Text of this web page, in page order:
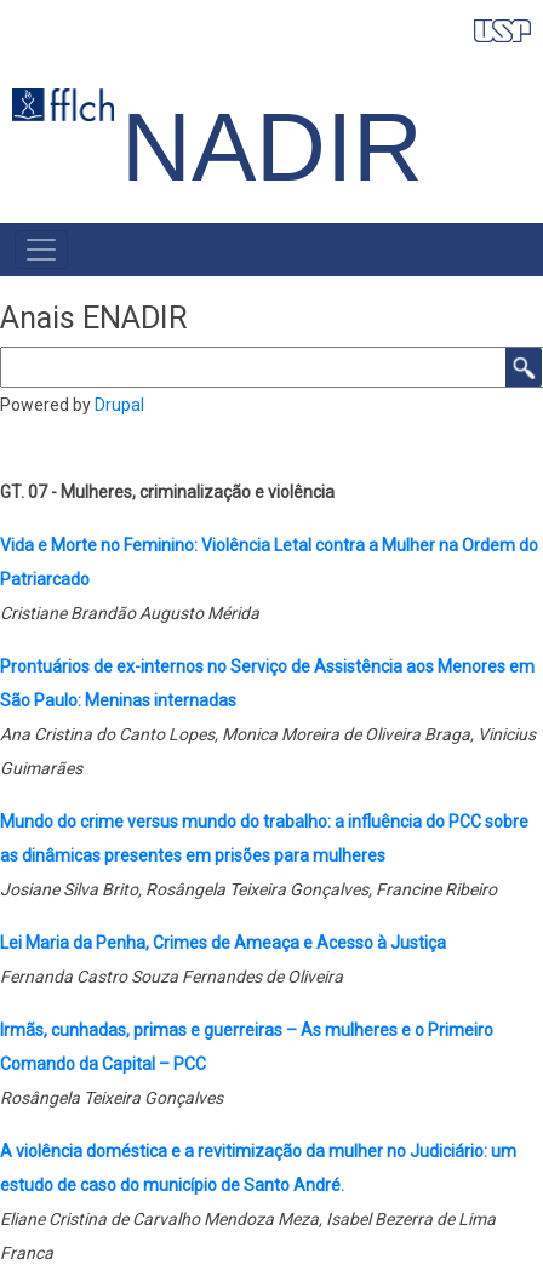
conteúdo
NADIR
NAVEGAÇÃO
PRINCIPAL
Anais ENADIR
Powered by Drupal
GT. 07 - Mulheres, criminalização e violência
Vida e Morte no Feminino: Violência Letal contra a Mulher na Ordem do
Patriarcado
Cristiane Brandão Augusto Mérida
Prontuários de ex-internos no Serviço de Assistência aos Menores em
São Paulo: Meninas internadas
Ana Cristina do Canto Lopes, Monica Moreira de Oliveira Braga, Vinicius
Guimarães
Mundo do crime versus mundo do trabalho: a influência do PCC sobre
as dinâmicas presentes em prisões para mulheres
Josiane Silva Brito, Rosângela Teixeira Gonçalves, Francine Ribeiro
Lei Maria da Penha, Crimes de Ameaça e Acesso à Justiça
Fernanda Castro Souza Fernandes de Oliveira
Irmãs, cunhadas, primas e guerreiras – As mulheres e o Primeiro
Comando da Capital – PCC
Rosângela Teixeira Gonçalves
A violência doméstica e a revitimização da mulher no Judiciário: um
estudo de caso do município de Santo André.
Eliane Cristina de Carvalho Mendoza Meza, Isabel Bezerra de Lima
Franca